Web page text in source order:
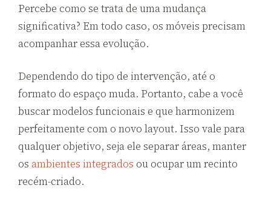
Percebe como se trata de uma mudança
significativa? Em todo caso, os móveis precisam
acompanhar essa evolução.
Dependendo do tipo de intervenção, até o
formato do espaço muda. Portanto, cabe a você
buscar modelos funcionais e que harmonizem
perfeitamente com o novo layout. Isso vale para
qualquer objetivo, seja ele separar áreas, manter
os ambientes integrados ou ocupar um recinto
recém-criado.